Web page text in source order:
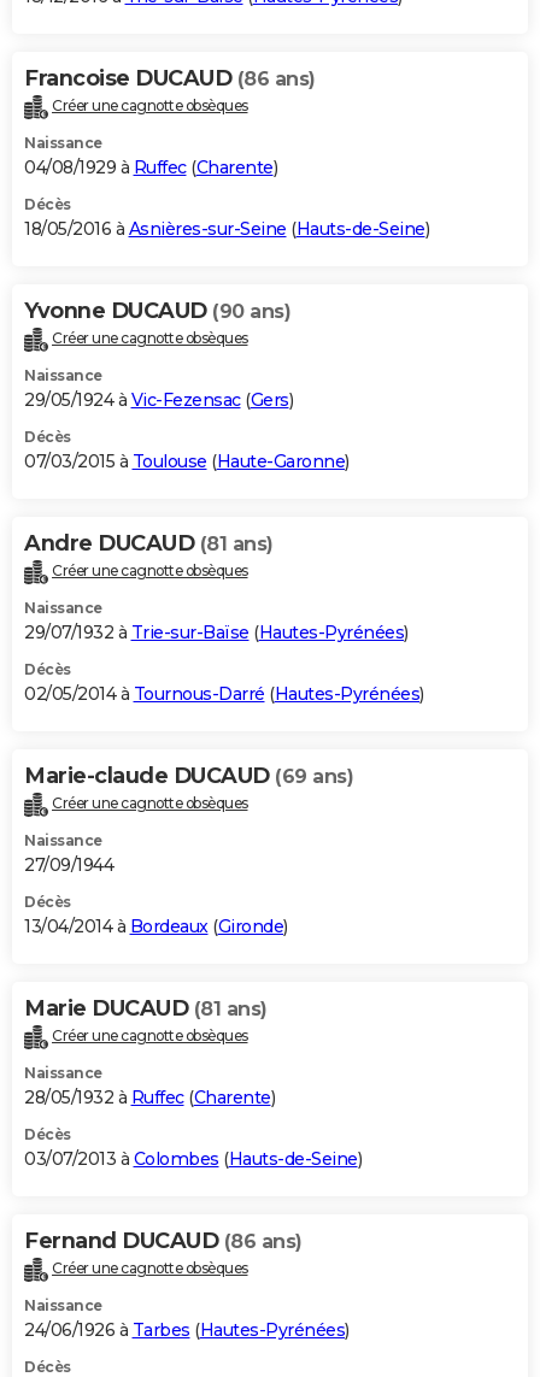
Francoise DUCAUD (86 ans)
Créer une cagnotte obsèques
Naissance
04/08/1929 à Ruffec(Charente)
Décès
18/05/2016 à Asnières-sur-Seine (Hauts-de-Seine)
Yvonne DUCAUD (90 ans)
Créer une cagnotte obsèques
Naissance
29/05/1924 à Vic-Fezensac(Gers)
Décès
07/03/2015 à Toulouse (Haute-Garonne)
Andre DUCAUD (81 ans)
Créer une cagnotte obsèques
Naissance
29/07/1932 à Trie-sur-Baïse (Hautes-Pyrénées)
Décès
02/05/2014 à Tournous-Darré (Hautes-Pyrénées)
Marie-claude DUCAUD (69 ans)
Créer une cagnotte obsèques
Naissance
27/09/1944
Décès
13/04/2014 à Bordeaux(Gironde)
Marie DUCAUD (81 ans)
Créer une cagnotte obsèques
Naissance
28/05/1932 à Ruffec(Charente)
Décès
03/07/2013 à Colombes (Hauts-de-Seine)
Fernand DUCAUD (86 ans)
Créer une cagnotte obsèques
Naissance
24/06/1926 à Tarbes (Hautes-Pyrénées)
Décès